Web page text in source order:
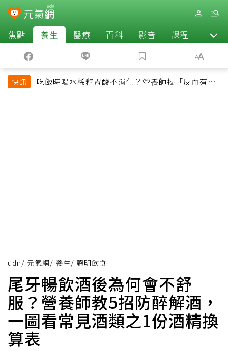
焦點 養生 醫療 百科 影音 課程 退休
快訊
吃飯時喝水稀釋胃酸不消化？營養師揭「反而有好
udn/ 元氣網/ 養生/ 聰明飲食
尾牙暢飲酒後為何會不舒
服？營養師教5招防醉解酒，
一圖看常見酒類之1份酒精換
算表